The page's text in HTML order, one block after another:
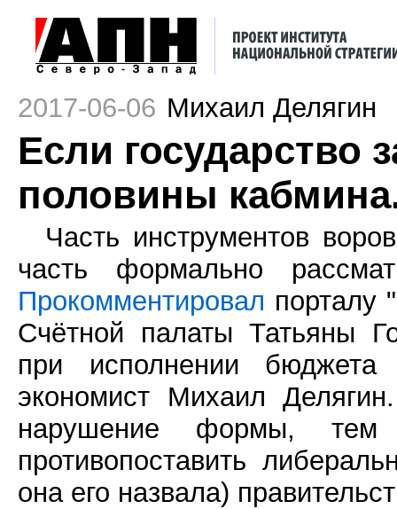
2017-06-06 Михаил Делягин
Если государство
половины
Часть инструментов
часть формально
Прокомментировал порталу
Счётной палаты Татьяны
при исполнении
экономист Михаил
нарушение формы,
противопоставить
она его назвала)